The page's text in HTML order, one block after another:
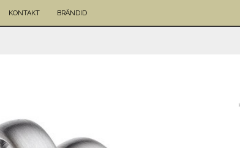
KONTAKT BRÄNDID